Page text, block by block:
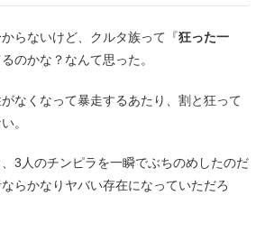
らないけど、クルタ族って『狂った一
のかな？なんて思った。
なくなって暴走するあたり、割と狂って
。
3人のチンピラを一瞬でぶちのめしたのだ
らかなりヤバい存在になっていただろ